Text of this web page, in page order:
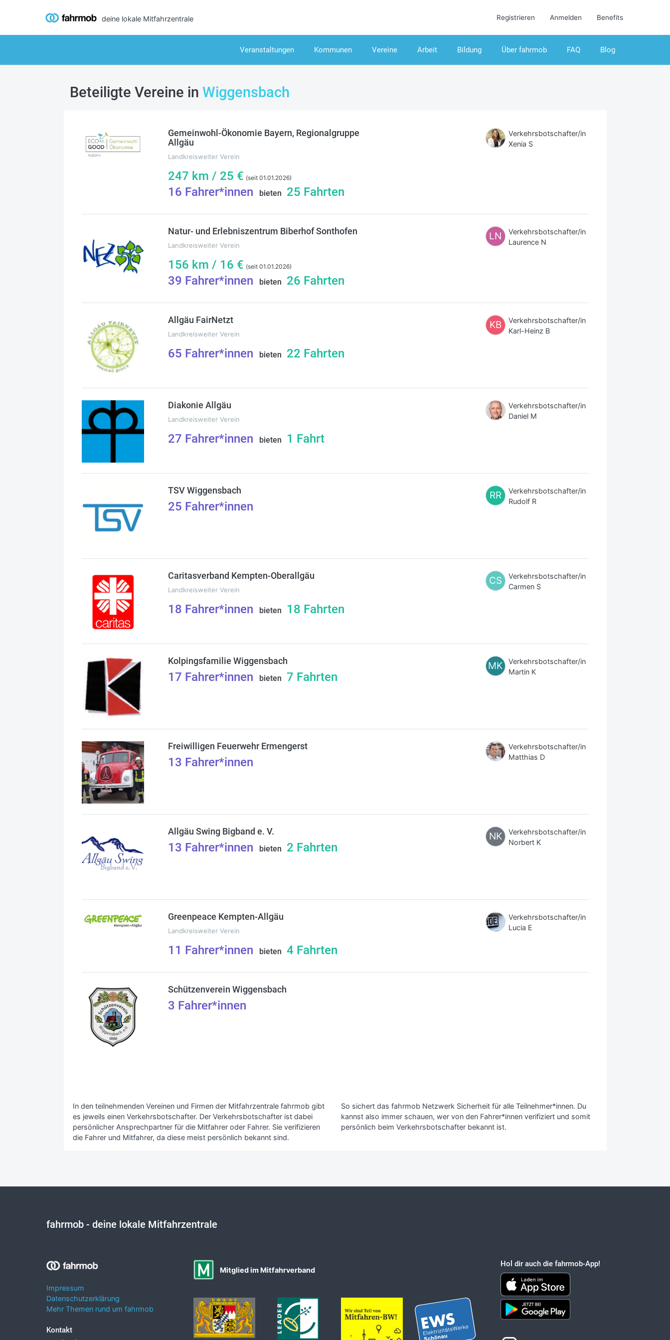
Registrieren Anmelden Benefits
deine lokale Mitfahrzentrale
Blog
FAQ
Über fahrmob
Bildung
Arbeit
Vereine
Kommunen
Veranstaltungen
Beteiligte Vereine in Wiggensbach
Gemeinwohl-Ökonomie Bayern, Regionalgruppe
Allgäu
Landkreisweiter Verein
247 km / 25 € (seit 01.01.2026)
16 Fahrer*innen bieten 25 Fahrten
Verkehrsbotschafter/in
Xenia S
Natur- und Erlebniszentrum Biberhof Sonthofen
Landkreisweiter Verein
156 km / 16 € (seit 01.01.2026)
39 Fahrer*innen bieten 26 Fahrten
LN
Verkehrsbotschafter/in
Laurence N
Allgäu FairNetzt
Landkreisweiter Verein
65 Fahrer*innen bieten 22 Fahrten
KB
Verkehrsbotschafter/in
Karl-Heinz B
Diakonie Allgäu
Landkreisweiter Verein
27 Fahrer*innen bieten 1 Fahrt
Verkehrsbotschafter/in
Daniel M
TSV Wiggensbach
25 Fahrer*innen
RR
Verkehrsbotschafter/in
Rudolf R
Caritasverband Kempten-Oberallgäu
Landkreisweiter Verein
18 Fahrer*innen bieten 18 Fahrten
CS
Verkehrsbotschafter/in
Carmen S
Kolpingsfamilie Wiggensbach
17 Fahrer*innen bieten 7 Fahrten
MK
Verkehrsbotschafter/in
Martin K
Freiwilligen Feuerwehr Ermengerst
13 Fahrer*innen
Verkehrsbotschafter/in
Matthias D
Allgäu Swing Bigband e. V.
13 Fahrer*innen bieten 2 Fahrten
NK
Verkehrsbotschafter/in
Norbert K
Greenpeace Kempten-Allgäu
Landkreisweiter Verein
11 Fahrer*innen bieten 4 Fahrten
Verkehrsbotschafter/in
Lucia E
Schützenverein Wiggensbach
3 Fahrer*innen
In den teilnehmenden Vereinen und Firmen der Mitfahrzentrale fahrmob gibt
es jeweils einen Verkehrsbotschafter. Der Verkehrsbotschafter ist dabei
persönlicher Ansprechpartner für die Mitfahrer oder Fahrer. Sie verifizieren
die Fahrer und Mitfahrer, da diese meist persönlich bekannt sind.
So sichert das fahrmob Netzwerk Sicherheit für alle Teilnehmer*innen. Du
kannst also immer schauen, wer von den Fahrer*innen verifiziert und somit
persönlich beim Verkehrsbotschafter bekannt ist.
fahrmob- deine lokale Mitfahrzentrale
Impressum
Datenschutzerklärung
Mehr Themen rund um fahrmob
Kontakt
Mitglied im Mitfahrverband
Hol dir auch die fahrmob-App!